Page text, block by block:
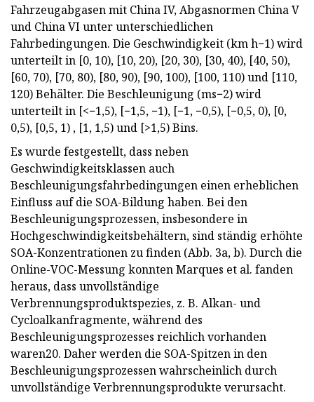
Fahrzeugabgasen mit China IV, Abgasnormen China V
und China VI unter unterschiedlichen
Fahrbedingungen. Die Geschwindigkeit (km h−1) wird
unterteilt in [0, 10), [10, 20), [20, 30), [30, 40), [40, 50),
[60, 70), [70, 80), [80, 90), [90, 100), [100, 110) und [110,
120) Behälter. Die Beschleunigung (ms−2) wird
unterteilt in [<−1,5), [−1,5, −1), [−1, −0,5), [−0,5, 0), [0,
0,5), [0,5, 1) , [1, 1,5) und [>1,5) Bins.
Es wurde festgestellt, dass neben
Geschwindigkeitsklassen auch
Beschleunigungsfahrbedingungen einen erheblichen
Einfluss auf die SOA-Bildung haben. Bei den
Beschleunigungsprozessen, insbesondere in
Hochgeschwindigkeitsbehältern, sind ständig erhöhte
SOA-Konzentrationen zu finden (Abb. 3a, b). Durch die
Online-VOC-Messung konnten Marques et al. fanden
heraus, dass unvollständige
Verbrennungsproduktspezies, z. B. Alkan- und
Cycloalkanfragmente, während des
Beschleunigungsprozesses reichlich vorhanden
waren20. Daher werden die SOA-Spitzen in den
Beschleunigungsprozessen wahrscheinlich durch
unvollständige Verbrennungsprodukte verursacht.